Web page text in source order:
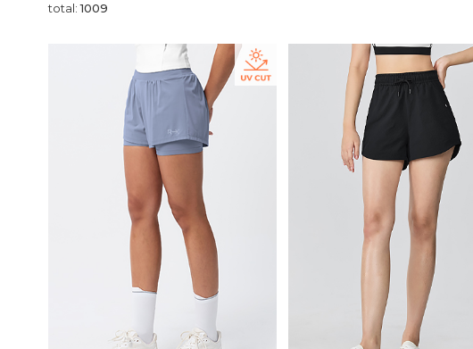
total:1009